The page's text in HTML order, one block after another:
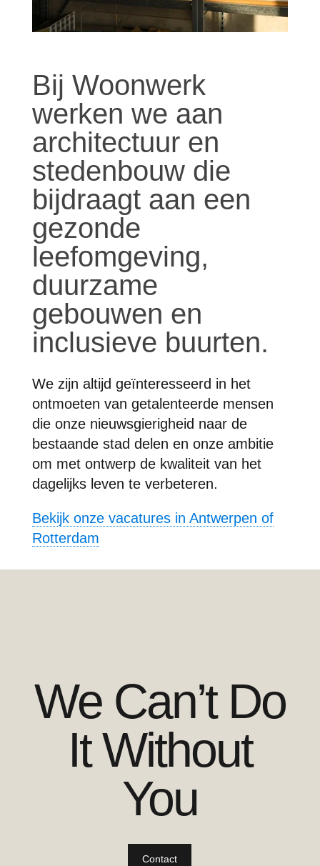
Bij Woonwerk
werken we aan
architectuur en
stedenbouw die
bijdraagt aan een
gezonde
leefomgeving,
duurzame
gebouwen en
inclusieve buurten.
We zijn altijd geïnteresseerd in het
ontmoeten van getalenteerde mensen
die onze nieuwsgierigheid naar de
bestaande stad delen en onze ambitie
om met ontwerp de kwaliteit van het
dagelijks leven te verbeteren.
Bekijk onze vacatures in Antwerpen of
Rotterdam
We Can’t Do
It Without
You
Contact